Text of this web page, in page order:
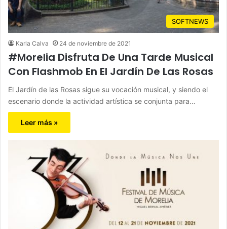
SOFTNEWS
Karla Calva 24 de noviembre de 2021
#Morelia Disfruta De Una Tarde Musical
Con Flashmob En El Jardín De Las Rosas
El Jardín de las Rosas sigue su vocación musical, y siendo el
escenario donde la actividad artística se conjunta para…
Leer más »